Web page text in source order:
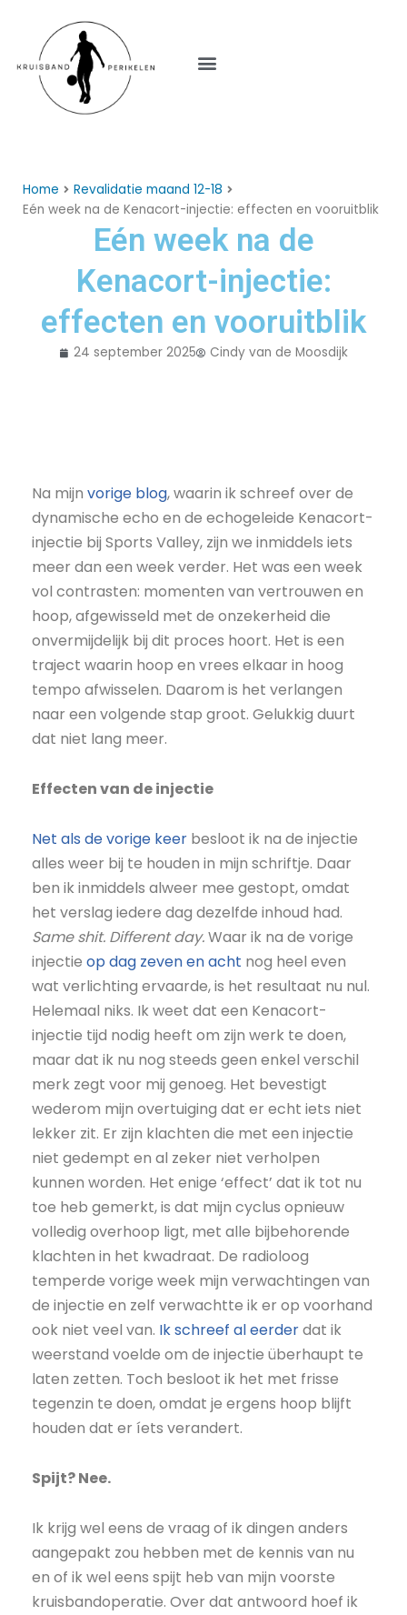
Menu
Home
Revalidatie maand 12-18
Eén week na de Kenacort-injectie: effecten en vooruitblik
Eén week na de
Kenacort-injectie:
effecten en vooruitblik
24 september 2025 Cindy van de Moosdijk
Na mijn vorige blog, waarin ik schreef over de
dynamische echo en de echogeleide Kenacort-
injectie bij Sports Valley, zijn we inmiddels iets
meer dan een week verder. Het was een week
vol contrasten: momenten van vertrouwen en
hoop, afgewisseld met de onzekerheid die
onvermijdelijk bij dit proces hoort. Het is een
traject waarin hoop en vrees elkaar in hoog
tempo afwisselen. Daarom is het verlangen
naar een volgende stap groot. Gelukkig duurt
dat niet lang meer.
Effecten van de injectie
Net als de vorige keer besloot ik na de injectie
alles weer bij te houden in mijn schriftje. Daar
ben ik inmiddels alweer mee gestopt, omdat
het verslag iedere dag dezelfde inhoud had.
Same shit. Different day.Waar ik na de vorige
injectie op dag zeven en acht nog heel even
wat verlichting ervaarde, is het resultaat nu nul.
Helemaal niks. Ik weet dat een Kenacort-
injectie tijd nodig heeft om zijn werk te doen,
maar dat ik nu nog steeds geen enkel verschil
merk zegt voor mij genoeg. Het bevestigt
wederom mijn overtuiging dat er echt iets niet
lekker zit. Er zijn klachten die met een injectie
niet gedempt en al zeker niet verholpen
kunnen worden. Het enige ‘effect’ dat ik tot nu
toe heb gemerkt, is dat mijn cyclus opnieuw
volledig overhoop ligt, met alle bijbehorende
klachten in het kwadraat. De radioloog
temperde vorige week mijn verwachtingen van
de injectie en zelf verwachtte ik er op voorhand
ook niet veel van. Ik schreef al eerderdat ik
weerstand voelde om de injectie überhaupt te
laten zetten. Toch besloot ik het met frisse
tegenzin te doen, omdat je ergens hoop blijft
houden dat er íets verandert.
Spijt? Nee.
Ik krijg wel eens de vraag of ik dingen anders
aangepakt zou hebben met de kennis van nu
en of ik wel eens spijt heb van mijn voorste
kruisbandoperatie. Over dat antwoord hoef ik